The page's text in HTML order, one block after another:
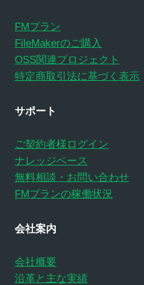
FMプラン
FileMakerのご購入
OSS関連プロジェクト
特定商取引法に基づく表示
サポート
ご契約者様ログイン
ナレッジベース
無料相談・お問い合わせ
FMプランの稼働状況
会社案内
会社概要
沿革と主な実績